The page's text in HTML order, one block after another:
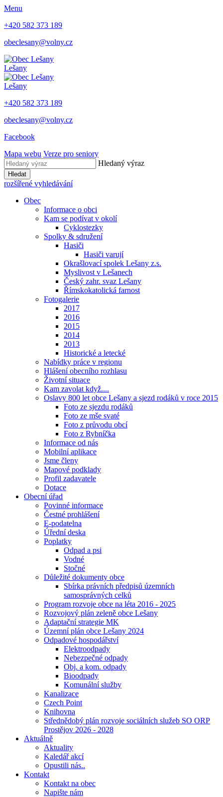
Menu
+420 582 373 189
obeclesany@volny.cz
Lešany
Lešany
+420 582 373 189
obeclesany@volny.cz
Facebook
Mapa webu Verze pro seniory
Hledaný výraz
Hledat
rozšířené vyhledávání
Obec
Informace o obci
Kam se podívat v okolí
Cyklostezky
Spolky & sdružení
Hasiči
Hasiči varují
Okrašlovací spolek Lešany z.s.
Myslivost v Lešanech
Český zahr. svaz Lešany
Římskokatolická farnost
Fotogalerie
2017
2016
2015
2014
2013
Historické a letecké
Nabídky práce v regionu
Hlášení obecního rozhlasu
Životní situace
Kam zavolat když....
Oslavy 800 let obce Lešany a sjezd rodáků v roce 2015
Foto ze sjezdu rodáků
Foto ze mše svaté
Foto z průvodu obcí
Foto z Rybníčka
Informace od nás
Mobilní aplikace
Jsme členy
Mapové podklady
Profil zadavatele
Dotace
Obecní úřad
Povinné informace
Čestné prohlášení
E-podatelna
Úřední deska
Poplatky
Odpad a psi
Vodné
Stočné
Důležité dokumenty obce
Sbírka právních předpisů územních
samosprávných celků
Program rozvoje obce na léta 2016 - 2025
Rozvojový plán zeleně obce Lešany
Adaptační strategie MK
Územní plán obce Lešany 2024
Odpadové hospodářství
Elektroodpady
Nebezpečné odpady
Obj. a kom. odpady
Bioodpady
Komunální služby
Kanalizace
Czech Point
Knihovna
Střednědobý plán rozvoje sociálních služeb SO ORP
Prostějov 2026 - 2028
Aktuálně
Aktuality
Kaledář akcí
Opustili nás..
Kontakt
Kontakt na obec
Napište nám